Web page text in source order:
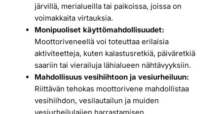
järvillä, merialueilla tai paikoissa, joissa on
voimakkaita virtauksia.
Monipuoliset käyttömahdollisuudet:
Moottoriveneellä voi toteuttaa erilaisia
aktiviteetteja, kuten kalastusretkiä, päiväretkiä
saariin tai vierailuja lähialueen nähtävyyksiin.
Mahdollisuus vesihiihtoon ja vesiurheiluun:
Riittävän tehokas moottorivene mahdollistaa
vesihiihdon, vesilautailun ja muiden